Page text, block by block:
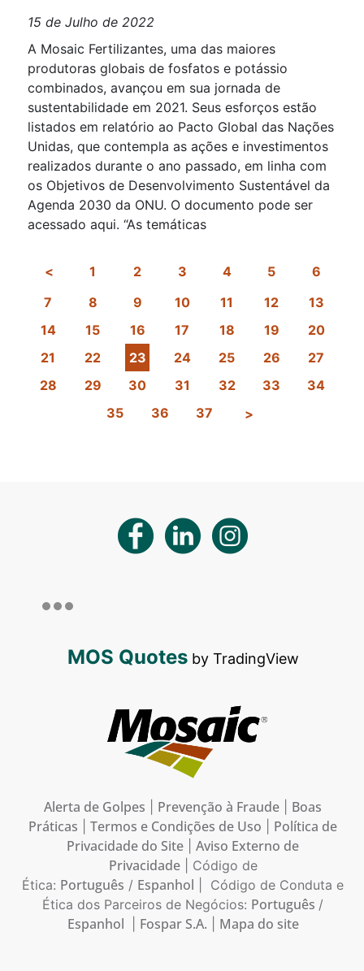
15 de Julho de 2022
A Mosaic Fertilizantes, uma das maiores
produtoras globais de fosfatos e potássio
combinados, avançou em sua jornada de
sustentabilidade em 2021. Seus esforços estão
listados em relatório ao Pacto Global das Nações
Unidas, que contempla as ações e investimentos
realizados durante o ano passado, em linha com
os Objetivos de Desenvolvimento Sustentável da
Agenda 2030 da ONU. O documento pode ser
acessado aqui. “As temáticas
1 2 3 4 5
6
7
8 9 10 11 12
13
14
15 16 17 18 19
20
21
22 23 24 25 26
27
28
29 30 31 32 33
34
35
36 37
MOS Quotesby TradingView
Alerta de Golpes Prevenção à Fraude
Boas
Práticas
Termos e Condições de Uso
Política de
Privacidade do Site
Aviso Externo de
Privacidade| Código de
Ética: Português / Espanhol | Código de Conduta e
Ética dos Parceiros de Negócios: Português /
Espanhol Fospar S.A. Mapa do site